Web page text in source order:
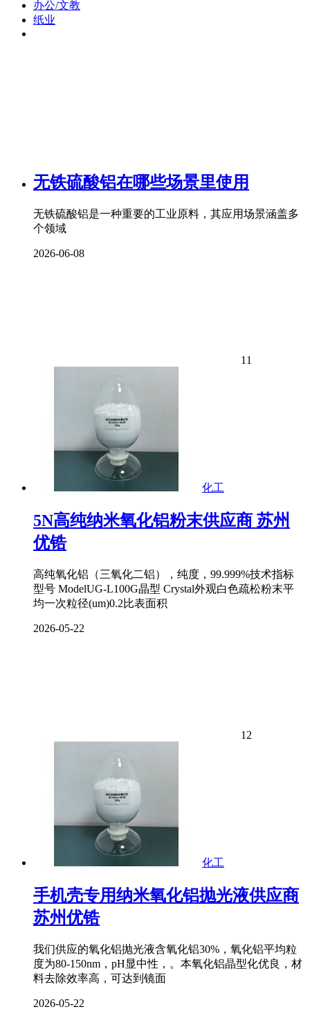
办公/文教
纸业
无铁硫酸铝在哪些场景里使用
无铁硫酸铝是一种重要的工业原料，其应用场景涵盖多
个领域
2026-06-08
11
化工
5N高纯纳米氧化铝粉末供应商 苏州
优锆
高纯氧化铝（三氧化二铝），纯度，99.999%技术指标
型号 ModelUG-L100G晶型 Crystal外观白色疏松粉末平
均一次粒径(um)0.2比表面积
2026-05-22
12
化工
手机壳专用纳米氧化铝抛光液供应商
苏州优锆
我们供应的氧化铝抛光液含氧化铝30%，氧化铝平均粒
度为80-150nm，pH显中性，。本氧化铝晶型化优良，材
料去除效率高，可达到镜面
2026-05-22